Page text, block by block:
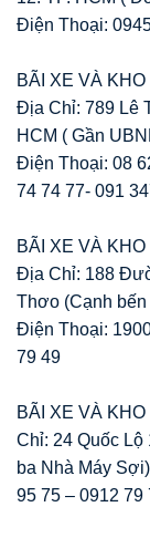
Điện Thoại:
BÃI XE VÀ
Địa Chỉ: 789 Lê
HCM ( Gần
Điện Thoại: 08
74 74 77- 091
BÃI XE VÀ
Địa Chỉ: 188
Thơo (Cạnh
Điện Thoại:
79 49
BÃI XE VÀ
Chỉ: 24 Quốc
ba Nhà Máy
95 75 – 0912 79